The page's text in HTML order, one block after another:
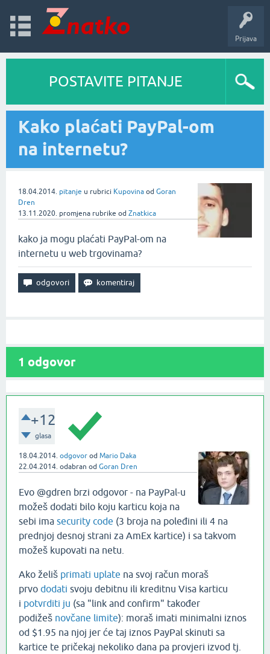
Prijava
POSTAVITE PITANJE
Kako plaćati PayPal-om
na internetu?
18.04.2014. pitanje u rubrici Kupovina od Goran
Dren
13.11.2020. promjena rubrike od Znatkica
kako ja mogu plaćati PayPal-om na
internetu u web trgovinama?
1 odgovor
+12
glasa
18.04.2014. odgovor od Mario Daka
22.04.2014. odabran od Goran Dren
Evo @gdren brzi odgovor - na PayPal-u
možeš dodati bilo koju karticu koja na
sebi ima security code (3 broja na poleđini ili 4 na
prednjoj desnoj strani za AmEx kartice) i sa takvom
možeš kupovati na netu.
Ako želiš primati uplate na svoj račun moraš
prvo dodati svoju debitnu ili kreditnu Visa karticu
i potvrditi ju (sa "link and confirm" također
podižeš novčane limite): moraš imati minimalni iznos
od $1.95 na njoj jer će taj iznos PayPal skinuti sa
kartice te pričekaj nekoliko dana pa provjeri izvod tj.